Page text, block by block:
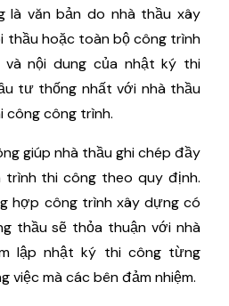
là văn bản do nhà thầu xây
thầu hoặc toàn bộ công trình
và nội dung của nhật ký thi
tư thống nhất với nhà thầu
công công trình.
giúp nhà thầu ghi chép đầy
trình thi công theo quy định.
hợp công trình xây dựng có
thầu sẽ thỏa thuận với nhà
lập nhật ký thi công từng
việc mà các bên đảm nhiệm.